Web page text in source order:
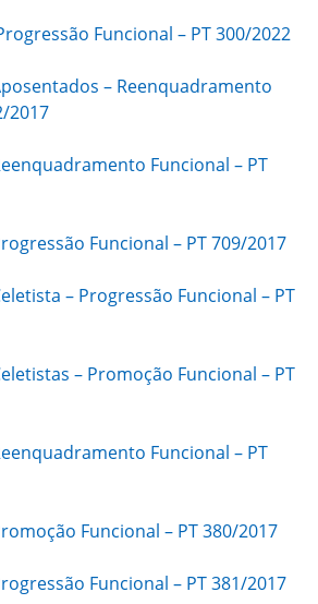
Funcional – PT 300/2022
– Reenquadramento
2017
Funcional – PT
Funcional – PT 709/2017
– Progressão Funcional – PT
– Promoção Funcional – PT
Funcional – PT
Funcional – PT 380/2017
Funcional – PT 381/2017